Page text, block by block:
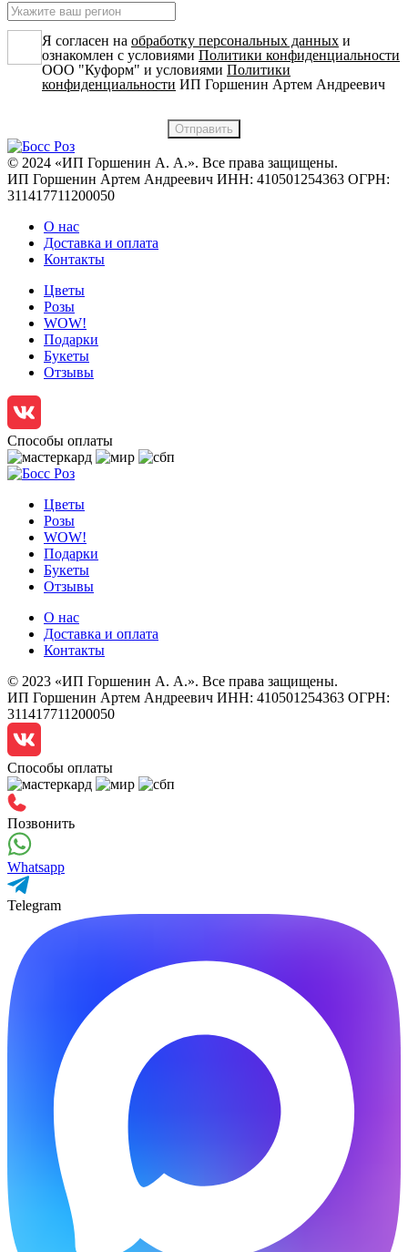
Я согласен на обработку персональных данных и
ознакомлен с условиями Политики конфиденциальности
ООО "Куформ" и условиями Политики
конфиденциальности ИП Горшенин Артем Андреевич
© 2024 «ИП Горшенин А. А.». Все права защищены.
ИП Горшенин Артем Андреевич ИНН: 410501254363 ОГРН:
311417711200050
О нас
Доставка и оплата
Контакты
Цветы
Розы
WOW!
Подарки
Букеты
Отзывы
Способы оплаты
Цветы
Розы
WOW!
Подарки
Букеты
Отзывы
О нас
Доставка и оплата
Контакты
© 2023 «ИП Горшенин А. А.». Все права защищены.
ИП Горшенин Артем Андреевич ИНН: 410501254363 ОГРН:
311417711200050
Способы оплаты
Позвонить
Whatsapp
Telegram